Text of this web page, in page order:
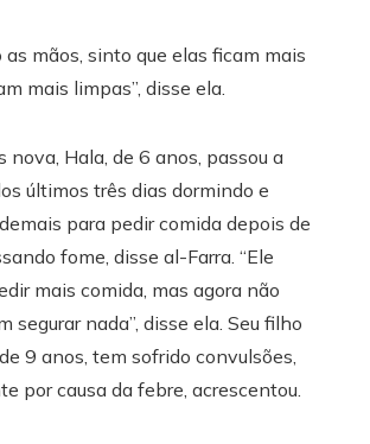
as mãos, sinto que elas ficam mais
mais limpas”, disse ela.
nova, Hala, de 6 anos, passou a
últimos três dias dormindo e
para pedir comida depois de
fome, disse al-Farra. “Ele
mais comida, mas agora não
segurar nada”, disse ela. Seu filho
9 anos, tem sofrido convulsões,
por causa da febre, acrescentou.